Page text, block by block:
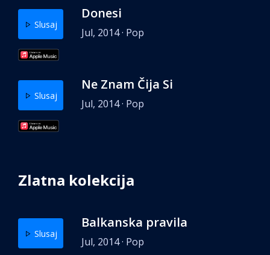
Slusaj
Donesi
Jul, 2014 · Pop
Slusaj
Ne Znam Čija Si
Jul, 2014 · Pop
Zlatna kolekcija
Slusaj
Balkanska pravila
Jul, 2014 · Pop